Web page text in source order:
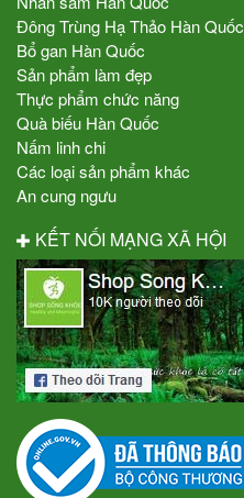
Đông Trùng Hạ Thảo Hàn Quốc
Bổ gan Hàn Quốc
Sản phẩm làm đẹp
Thực phẩm chức năng
Quà biếu Hàn Quốc
Nấm linh chi
Các loại sản phẩm khác
An cung ngưu
KẾT NỐI MẠNG XÃ HỘI